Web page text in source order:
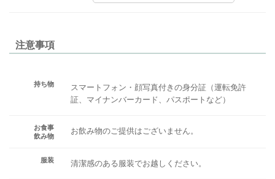
注意事項
持ち物
スマートフォン・顔写真付きの身分証（運転免許
証、マイナンバーカード、パスポートなど）
お食事
飲み物
お飲み物のご提供はございません。
服装 清潔感のある服装でお越しください。